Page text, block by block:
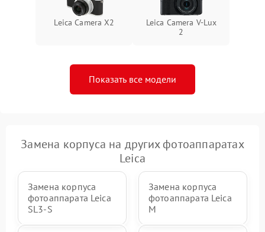
Leica Camera X2
Leica Camera V-Lux
2
Показать все модели
Замена корпуса на других фотоаппаратах
Leica
Замена корпуса
фотоаппарата Leica
SL3‑S
Замена корпуса
фотоаппарата Leica
M